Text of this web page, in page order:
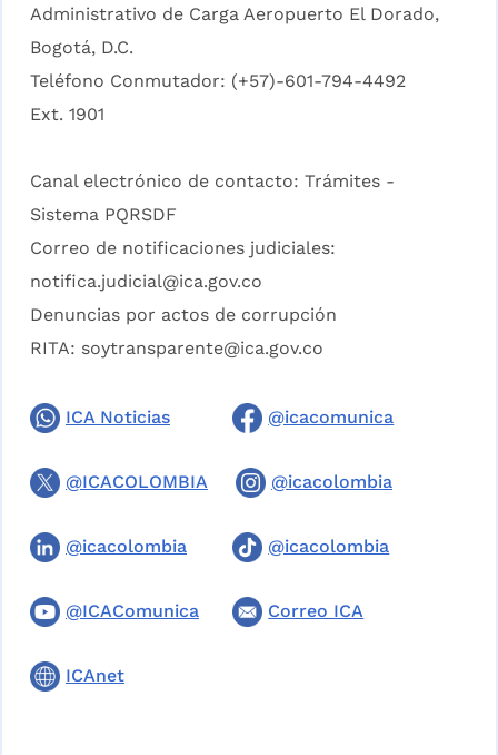
Administrativo de Carga Aeropuerto El Dorado,
Bogotá, D.C.
Teléfono Conmutador: (+57)-601-794-4492
Ext. 1901
Canal electrónico de contacto: Trámites -
Sistema PQRSDF
Correo de notificaciones judiciales:
notifica.judicial@ica.gov.co
Denuncias por actos de corrupción
RITA: soytransparente@ica.gov.co
ICA Noticias @icacomunica
@ICACOLOMBIA @icacolombia
@icacolombia @icacolombia
@ICAComunica Correo ICA
ICAnet